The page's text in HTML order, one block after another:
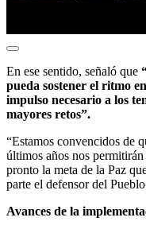
En ese sentido, señaló que
pueda sostener el ritmo
impulso necesario a los
mayores retos”.
“Estamos convencidos de
últimos años nos
pronto la meta de la Paz
parte el defensor del
Avances de la